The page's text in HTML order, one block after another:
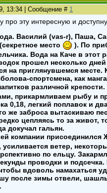
13:34 | Сообщение # 1
про эту интересную и
Василий (vas-r), Паша,
место
). По
Вода на Каче в
прошел несколько дней
на приглянувшемся
спортсмена, как
различной крепости.
прикармливаем рыбу и
0,18, легкий поплавок и
же заброса вытаскиваю
цепляясь то за живот,
докучал гальян.
компании присоединился
ветер,
по ельцу.
проводки и
вдоволь намахаться
после зимы отвели,